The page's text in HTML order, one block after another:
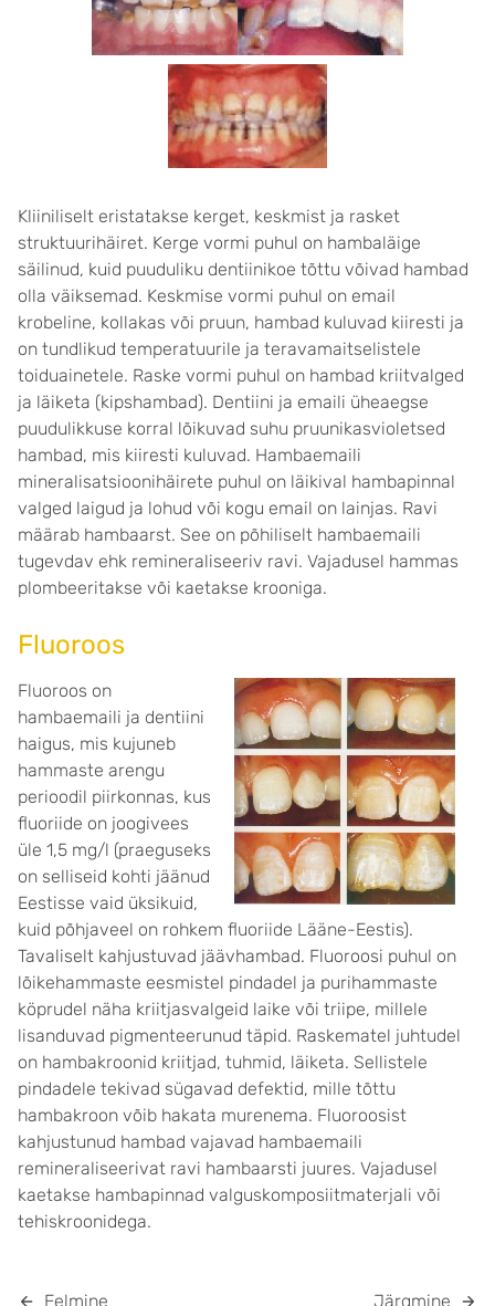
Kliiniliselt eristatakse kerget, keskmist ja rasket
struktuurihäiret. Kerge vormi puhul on hambaläige
säilinud, kuid puuduliku dentiinikoe tõttu võivad hambad
olla väiksemad. Keskmise vormi puhul on email
krobeline, kollakas või pruun, hambad kuluvad kiiresti ja
on tundlikud temperatuurile ja teravamaitselistele
toiduainetele. Raske vormi puhul on hambad kriitvalged
ja läiketa (kipshambad). Dentiini ja emaili üheaegse
puudulikkuse korral lõikuvad suhu pruunikasvioletsed
hambad, mis kiiresti kuluvad. Hambaemaili
mineralisatsioonihäirete puhul on läikival hambapinnal
valged laigud ja lohud või kogu email on lainjas. Ravi
määrab hambaarst. See on põhiliselt hambaemaili
tugevdav ehk remineraliseeriv ravi. Vajadusel hammas
plombeeritakse või kaetakse krooniga.
Fluoroos
Fluoroos on
hambaemaili ja dentiini
haigus, mis kujuneb
hammaste arengu
perioodil piirkonnas, kus
fluoriide on joogivees
üle 1,5 mg/l (praeguseks
on selliseid kohti jäänud
Eestisse vaid üksikuid,
kuid põhjaveel on rohkem fluoriide Lääne-Eestis).
Tavaliselt kahjustuvad jäävhambad. Fluoroosi puhul on
lõikehammaste eesmistel pindadel ja purihammaste
köprudel näha kriitjasvalgeid laike või triipe, millele
lisanduvad pigmenteerunud täpid. Raskematel juhtudel
on hambakroonid kriitjad, tuhmid, läiketa. Sellistele
pindadele tekivad sügavad defektid, mille tõttu
hambakroon võib hakata murenema. Fluoroosist
kahjustunud hambad vajavad hambaemaili
remineraliseerivat ravi hambaarsti juures. Vajadusel
kaetakse hambapinnad valguskomposiitmaterjali või
tehiskroonidega.
Eelmine Järgmine